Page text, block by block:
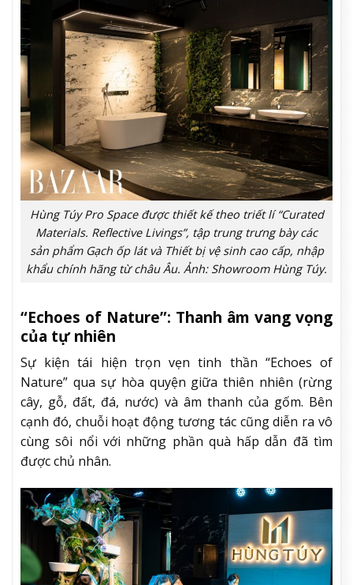
Hùng Túy Pro Space được thiết kế theo triết lí “Curated
Materials. Reflective Livings”, tập trung trưng bày các
sản phẩm Gạch ốp lát và Thiết bị vệ sinh cao cấp, nhập
khẩu chính hãng từ châu Âu. Ảnh: Showroom Hùng Túy.
“Echoes of Nature”: Thanh âm vang vọng
của tự nhiên
Sự kiện tái hiện trọn vẹn tinh thần “Echoes of
Nature” qua sự hòa quyện giữa thiên nhiên (rừng
cây, gỗ, đất, đá, nước) và âm thanh của gốm. Bên
cạnh đó, chuỗi hoạt động tương tác cũng diễn ra vô
cùng sôi nổi với những phần quà hấp dẫn đã tìm
được chủ nhân.